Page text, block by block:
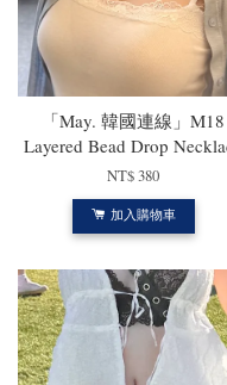
「May. 韓國連線」M18
Layered Bead Drop
NT$ 380
加入購物車